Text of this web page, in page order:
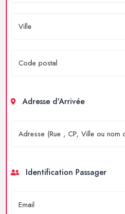
Adresse d'Arrivée
Identification Passager